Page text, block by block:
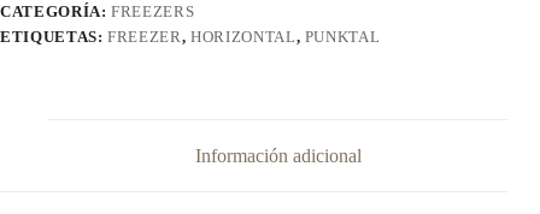
HS130
INV
CATEGORÍA:FREEZERS
ETIQUETAS:FREEZER,HORIZONTAL, PUNKTAL
Información adicional